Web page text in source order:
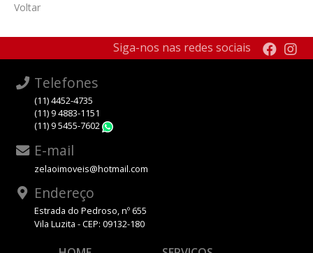
Voltar
Siga-nos nas redes sociais
Telefones
(11) 4452-4735
(11) 9 4883-1151
(11) 9 5455-7602
E-mail
zelaoimoveis@hotmail.com
Endereço
Estrada do Pedroso, nº 655
Vila Luzita - CEP: 09132-180